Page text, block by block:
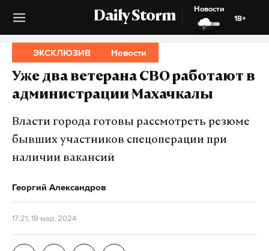
Daily Storm
Новости
18+
ЭКСКЛЮЗИВ Новости
Уже два ветерана СВО работают в
администрации Махачкалы
Власти города готовы рассмотреть резюме
бывших участников спецоперации при
наличии вакансий
Георгий Александров
17:21, 19 мар. 2024